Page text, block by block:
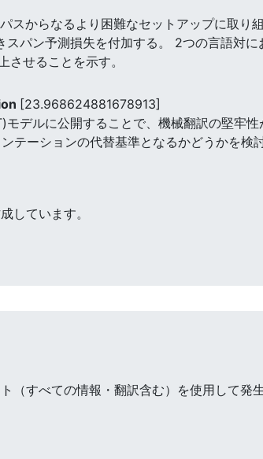
スからなるより困難なセットアップに取り
パン予測損失を付加する。 2つの言語対に
せることを示す。
[23.968624881678913]
デルに公開することで、機械翻訳の堅牢性
テーションの代替基準となるかどうかを検
しています。
（すべての情報・翻訳含む）を使用して発